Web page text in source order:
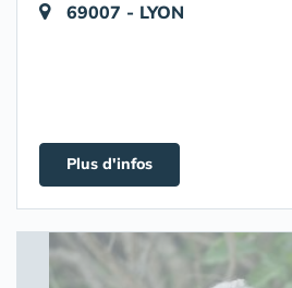
69007 - LYON
Plus d'infos